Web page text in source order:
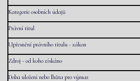
Kategorie osobních údajů
Právní titul
Upřesnění právního titulu - zákon
Zdroj - od koho získáno
Doba uložení nebo lhůta pro výmaz